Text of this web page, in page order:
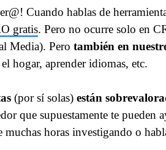
Cuando hablas de
gratis. Pero no ocurre solo en
Media). Pero también en
hogar, aprender idiomas, etc.
(por sí solas) están
que supuestamente te pueden
muchas horas investigando o